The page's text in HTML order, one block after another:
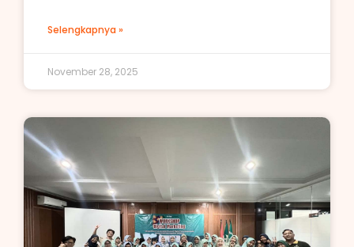
Selengkapnya »
November 28, 2025